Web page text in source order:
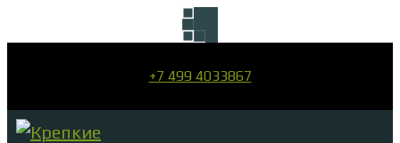
+7 499 4033867